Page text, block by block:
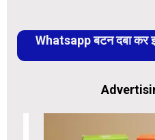
Whatsapp बटन दबा